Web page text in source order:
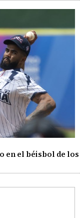
en el béisbol de los